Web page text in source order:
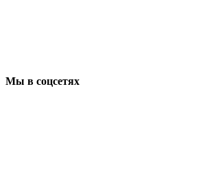
Мы в соцсетях